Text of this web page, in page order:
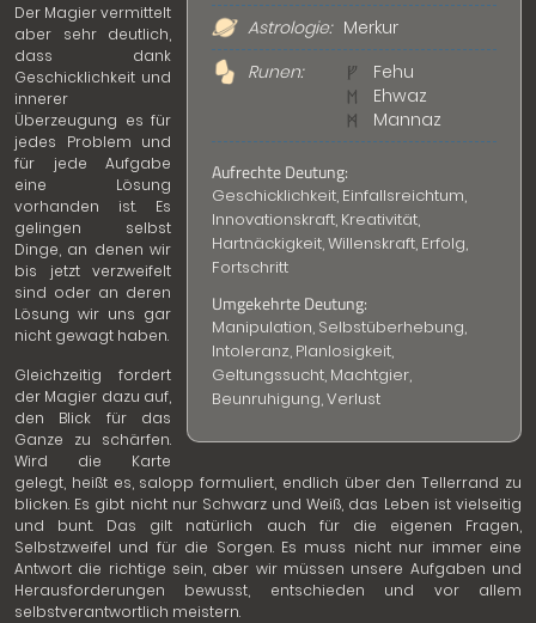
Astrologie: Merkur
Runen:
Fehu
Ehwaz
Mannaz
Aufrechte Deutung:
Geschicklichkeit, Einfallsreichtum,
Innovationskraft, Kreativität,
Hartnäckigkeit, Willenskraft, Erfolg,
Fortschritt
Umgekehrte Deutung:
Manipulation, Selbstüberhebung,
Intoleranz, Planlosigkeit,
Geltungssucht, Machtgier,
Beunruhigung, Verlust
Der Magier vermittelt
aber sehr deutlich,
dass dank
Geschicklichkeit und
innerer
Überzeugung es für
jedes Problem und
für jede Aufgabe
eine Lösung
vorhanden ist. Es
gelingen selbst
Dinge, an denen wir
bis jetzt verzweifelt
sind oder an deren
Lösung wir uns gar
nicht gewagt haben.
Gleichzeitig fordert
der Magier dazu auf,
den Blick für das
Ganze zu schärfen.
Wird die Karte
gelegt, heißt es, salopp formuliert, endlich über den Tellerrand zu
blicken. Es gibt nicht nur Schwarz und Weiß, das Leben ist vielseitig
und bunt. Das gilt natürlich auch für die eigenen Fragen,
Selbstzweifel und für die Sorgen. Es muss nicht nur immer eine
Antwort die richtige sein, aber wir müssen unsere Aufgaben und
Herausforderungen bewusst, entschieden und vor allem
selbstverantwortlich meistern.